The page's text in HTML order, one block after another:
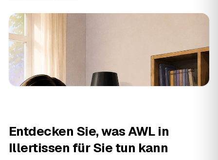
Entdecken Sie, was AWL in
Illertissen für Sie tun kann